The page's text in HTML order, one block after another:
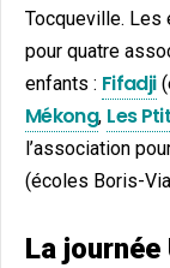
Tocqueville.
pour quatre
enfants : Fifadji
Mékong, Les
l’association
(écoles Boris-
La journée